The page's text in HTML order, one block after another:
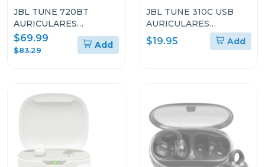
JBL TUNE 720BT
AURICULARES
CIRCUMAURALES
INALÁMBRICOS
$69.99
$83.29
Add
JBL TUNE 310C USB
AURICULARES
INTRAAURALES CON
CABLE
$19.95 Add